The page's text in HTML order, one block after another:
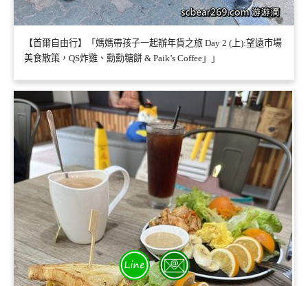
【首爾自由行】「媽媽帶孩子一起辦年貨之旅 Day 2 (上):望遠市場
美食散策，QS炸雞、勳勳糖餅 & Paik’s Coffee」」